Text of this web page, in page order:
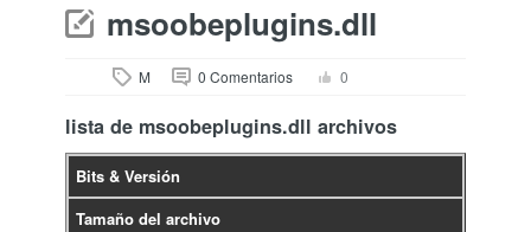
msoobeplugins.dll
M 0 Comentarios 0
lista de msoobeplugins.dll archivos
Bits & Versión
Tamaño del archivo